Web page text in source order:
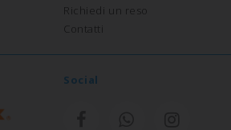
Richiedi un reso
Contatti
Social